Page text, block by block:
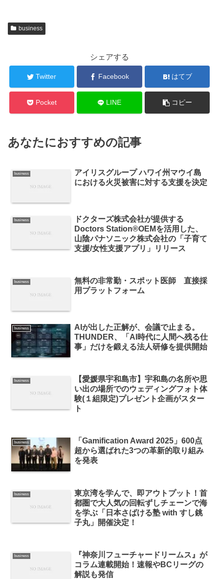
business
シェアする
Twitter Facebook はてブ
Pocket LINE コピー
あなたにおすすめの記事
business
アイリスグループ ハワイ州マウイ島
における火災被害に対する支援を決定
business
ドクターズ株式会社が提供する
Doctors Station®OEMを活用した、
山陰パナソニック株式会社の「子育て
支援/女性支援アプリ」リリース
business
無料の非常勤・スポット医師 直接採
用プラットフォーム
business
AIが出した正解が、会議で止まる。
THUNDER、「AI時代に人間へ残る仕
事」だけを鍛える法人研修を提供開始
business
【愛媛県宇和島市】宇和島の名所や思
い出の場所でのウェディングフォト体
験(１組限定)プレゼント企画がスター
ト
business
「Gamification Award 2025」600点
超から選ばれた3つの革新的取り組み
を発表
business
東京湾を学んで、即アウトプット！首
都圏で大人気の回転ずしチェーンで海
を学ぶ「日本さばける塾 with すし銚
子丸」開催決定！
business
『神奈川フューチャードリームス』が
コラム連載開始！速報やBCリーグの
解説も発信